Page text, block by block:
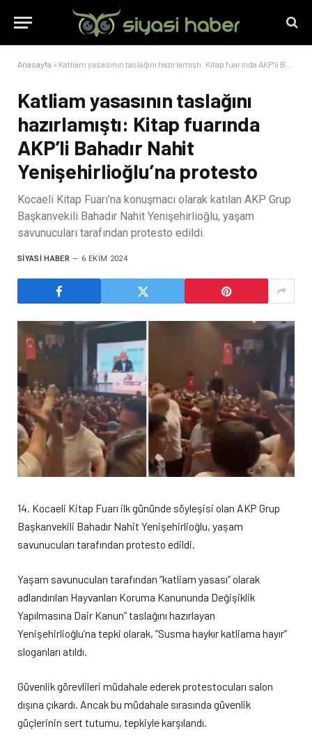
Anasayfa » Katliam yasasının taslağını hazırlamıştı: Kitap fuarında AKP’li Bahadır Nahit Yenişehirlioğlu’na protesto
Katliam yasasının taslağını
hazırlamıştı: Kitap fuarında
AKP’li Bahadır Nahit
Yenişehirlioğlu’na protesto
Kocaeli Kitap Fuarı’na konuşmacı olarak katılan AKP Grup
Başkanvekili Bahadır Nahit Yenişehirlioğlu, yaşam
savunucuları tarafından protesto edildi.
SIYASI HABER 6 EKIM 2024
14. Kocaeli Kitap Fuarı ilk gününde söyleşisi olan AKP Grup
Başkanvekili Bahadır Nahit Yenişehirlioğlu, yaşam
savunucuları tarafından protesto edildi.
Yaşam savunucuları tarafından “katliam yasası” olarak
adlandırılan Hayvanları Koruma Kanununda Değişiklik
Yapılmasına Dair Kanun” taslağını hazırlayan
Yenişehirlioğlu’na tepki olarak, “Susma haykır katliama hayır”
sloganları atıldı.
Güvenlik görevlileri müdahale ederek protestocuları salon
dışına çıkardı. Ancak bu müdahale sırasında güvenlik
güçlerinin sert tutumu, tepkiyle karşılandı.